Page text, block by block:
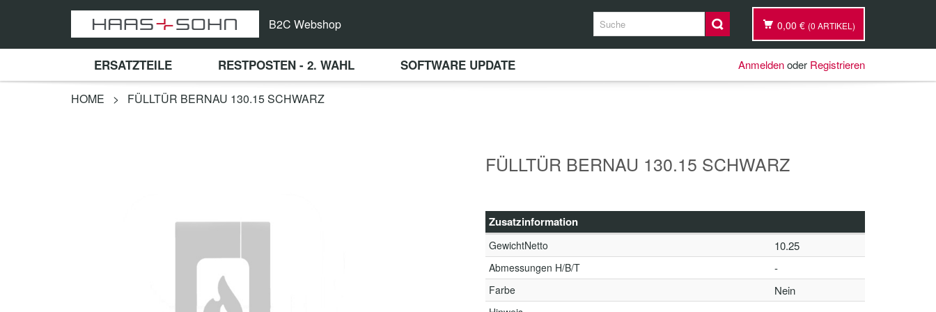
B2C Webshop 0,00 € (0 ARTIKEL)
ERSATZTEILE RESTPOSTEN - 2. WAHL SOFTWARE UPDATE Anmeldenoder Registrieren
HOME > FÜLLTÜR BERNAU 130.15 SCHWARZ
FÜLLTÜR BERNAU 130.15 SCHWARZ
Zusatzinformation
GewichtNetto 10.25
Abmessungen H/B/T -
Farbe Nein